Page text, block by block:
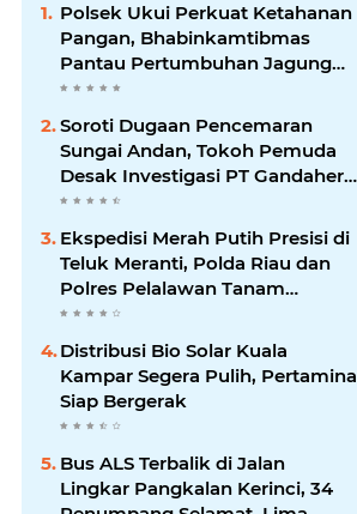
Polsek Ukui Perkuat Ketahanan
Pangan, Bhabinkamtibmas
Pantau Pertumbuhan Jagung
Petani di Desa Air Hitam
Soroti Dugaan Pencemaran
Sungai Andan, Tokoh Pemuda
Desak Investigasi PT Gandahera
Hendana
Ekspedisi Merah Putih Presisi di
Teluk Meranti, Polda Riau dan
Polres Pelalawan Tanam
Mangrove Demi Negeri
Distribusi Bio Solar Kuala
Kampar Segera Pulih, Pertamina
Siap Bergerak
Bus ALS Terbalik di Jalan
Lingkar Pangkalan Kerinci, 34